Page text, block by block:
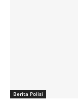
Berita Polisi